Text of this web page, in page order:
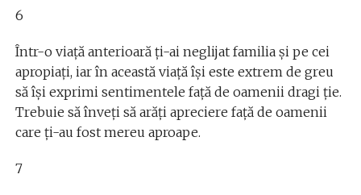
6
Într-o viață anterioară ți-ai neglijat familia și pe cei
apropiați, iar în această viață își este extrem de greu
să își exprimi sentimentele față de oamenii dragi ție.
Trebuie să înveți să arăți apreciere față de oamenii
care ți-au fost mereu aproape.
7